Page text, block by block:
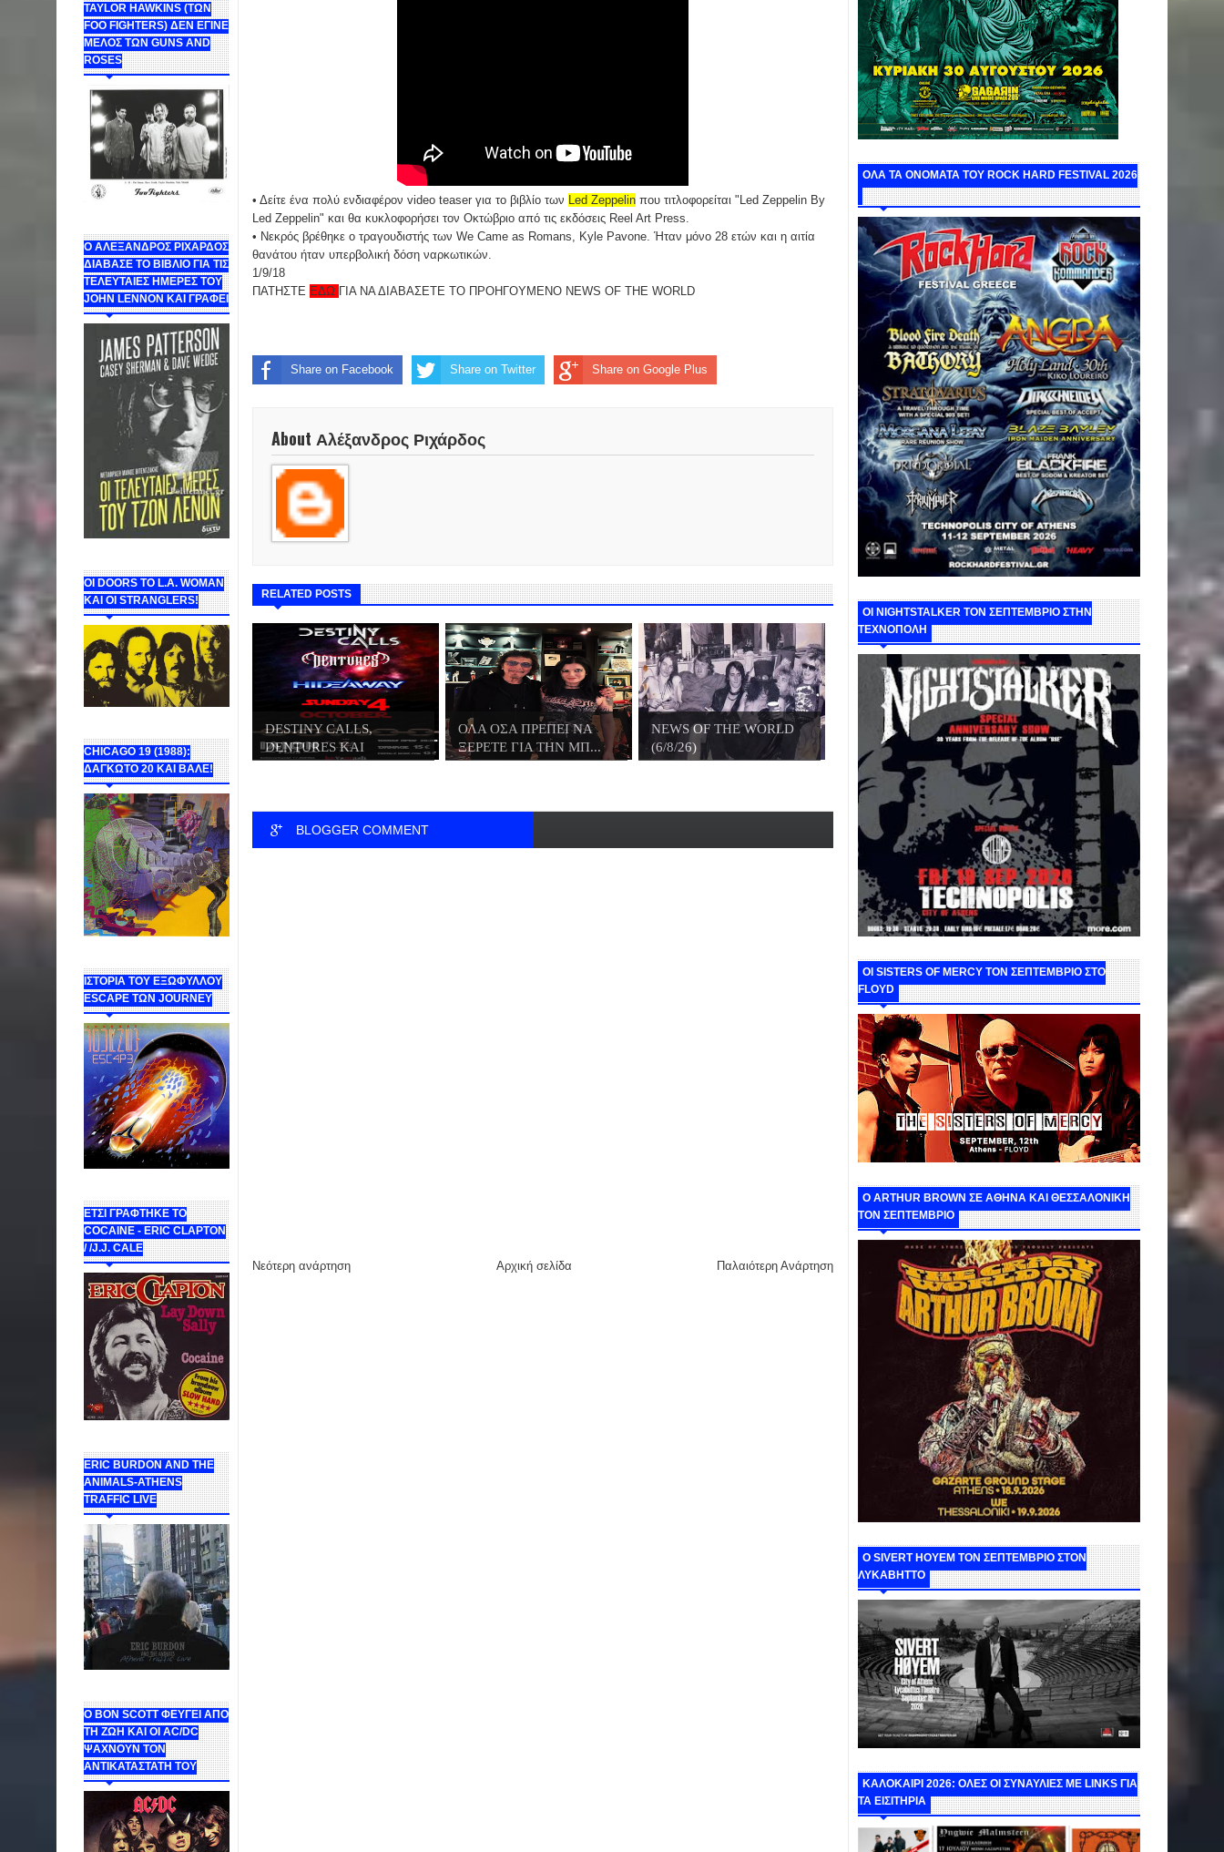
TAYLOR HAWKINS (ΤΩΝ
FOO FIGHTERS) ΔΕΝ ΕΓΙΝΕ
ΜΕΛΟΣ ΤΩΝ GUNS AND
ROSES
Ο ΑΛΕΞΑΝΔΡΟΣ ΡΙΧΑΡΔΟΣ
ΔΙΑΒΑΣΕ ΤΟ ΒΙΒΛΙΟ ΓΙΑ ΤΙΣ
ΤΕΛΕΥΤΑΙΕΣ ΗΜΕΡΕΣ ΤΟΥ
JOHN LENNON ΚΑΙ ΓΡΑΦΕΙ
ΟΙ DOORS ΤΟ L.A. WOMAN
KAI OI STRANGLERS!
CHICAGO 19 (1988):
ΔΑΓΚΩΤΟ 20 ΚΑΙ ΒΑΛΕ!
ΙΣΤΟΡΙΑ ΤΟΥ ΕΞΩΦΥΛΛΟΥ
ESCAPE ΤΩΝ JOURNEY
ΕΤΣΙ ΓΡΑΦΤΗΚΕ ΤΟ
COCAINE - ERIC CLAPTON
/ /J.J. CALE
ERIC BURDON AND THE
ANIMALS-ATHENS
TRAFFIC LIVE
Ο BON SCOTT ΦΕΥΓΕΙ ΑΠΟ
ΤΗ ΖΩΗ ΚΑΙ ΟΙ AC/DC
ΨΑΧΝΟΥΝ ΤΟΝ
ΑΝΤΙΚΑΤΑΣΤΑΤΗ ΤΟΥ
• Δείτε ένα πολύ ενδιαφέρον video teaser για το βιβλίο των Led Zeppelin που τιτλοφορείται "Led Zeppelin By
Led Zeppelin" και θα κυκλοφορήσει τον Οκτώβριο από τις εκδόσεις Reel Art Press.
• Νεκρός βρέθηκε ο τραγουδιστής των We Came as Romans, Kyle Pavone. Ήταν μόνο 28 ετών και η αιτία
θανάτου ήταν υπερβολική δόση ναρκωτικών.
1/9/18
ΠΑΤΗΣΤΕ ΕΔΩ ΓΙΑ ΝΑ ΔΙΑΒΑΣΕΤΕ ΤΟ ΠΡΟΗΓΟΥΜΕΝΟ NEWS OF THE WORLD
Share on Facebook Share on Twitter Share on Google Plus
About Αλέξανδρος Ριχάρδος
RELATED POSTS
DESTINY CALLS,
DENTURES ΚΑΙ
HIDEWAY...
ΟΛΑ ΟΣΑ ΠΡΕΠΕΙ ΝΑ
ΞΕΡΕΤΕ ΓΙΑ ΤΗΝ ΜΠ...
NEWS OF THE WORLD
(6/8/26)
BLOGGER COMMENT
Νεότερη ανάρτηση Παλαιότερη Ανάρτηση
Αρχική σελίδα
ΟΛΑ ΤΑ ΟΝΟΜΑΤΑ ΤΟΥ ROCK HARD FESTIVAL 2026
ΟΙ NIGHTSTALKER ΤΟΝ ΣΕΠΤΕΜΒΡΙΟ ΣΤΗΝ
ΤΕΧΝΟΠΟΛΗ
ΟΙ SISTERS OF MERCY ΤΟΝ ΣΕΠΤΕΜΒΡΙΟ ΣΤΟ
FLOYD
O ARTHUR BROWN ΣΕ ΑΘΗΝΑ ΚΑΙ ΘΕΣΣΑΛΟΝΙΚΗ
ΤΟΝ ΣΕΠΤΕΜΒΡΙΟ
Ο SIVERT HOYEM ΤΟΝ ΣΕΠΤΕΜΒΡΙΟ ΣΤΟΝ
ΛΥΚΑΒΗΤΤΟ
ΚΑΛΟΚΑΙΡΙ 2026: ΟΛΕΣ ΟΙ ΣΥΝΑΥΛΙΕΣ ΜΕ LINKS ΓΙΑ
ΤΑ ΕΙΣΙΤΗΡΙΑ